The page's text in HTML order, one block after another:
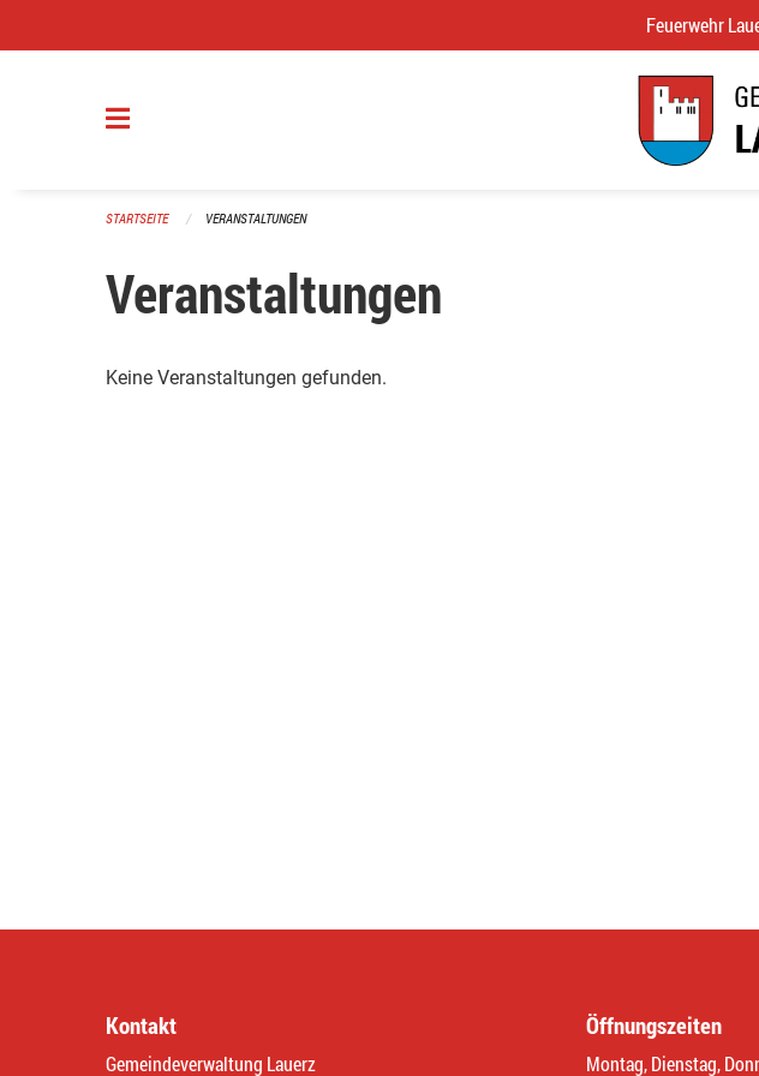
Feuerwehr
STARTSEITE VERANSTALTUNGEN
Veranstaltungen
Keine Veranstaltungen gefunden.
Kontakt
Gemeindeverwaltung Lauerz
Öffnungszeiten
Montag, Dienstag,